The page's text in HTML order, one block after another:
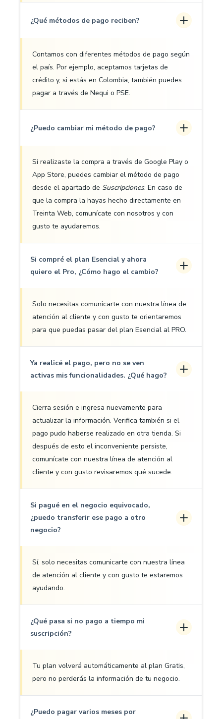
¿Qué métodos de pago reciben?
Contamos con diferentes métodos de pago según
el país. Por ejemplo, aceptamos tarjetas de
crédito y, si estás en Colombia, también puedes
pagar a través de Nequi o PSE.
¿Puedo cambiar mi método de pago?
Si realizaste la compra a través de Google Play o
App Store, puedes cambiar el método de pago
desde el apartado de Suscripciones. En caso de
que la compra la hayas hecho directamente en
Treinta Web, comunícate con nosotros y con
gusto te ayudaremos.
Si compré el plan Esencial y ahora
quiero el Pro, ¿Cómo hago el cambio?
Solo necesitas comunicarte con nuestra línea de
atención al cliente y con gusto te orientaremos
para que puedas pasar del plan Esencial al PRO.
Ya realicé el pago, pero no se ven
activas mis funcionalidades. ¿Qué hago?
Cierra sesión e ingresa nuevamente para
actualizar la información. Verifica también si el
pago pudo haberse realizado en otra tienda. Si
después de esto el inconveniente persiste,
comunícate con nuestra línea de atención al
cliente y con gusto revisaremos qué sucede.
Si pagué en el negocio equivocado,
¿puedo transferir ese pago a otro
negocio?
Sí, solo necesitas comunicarte con nuestra línea
de atención al cliente y con gusto te estaremos
ayudando.
¿Qué pasa si no pago a tiempo mi
suscripción?
Tu plan volverá automáticamente al plan Gratis,
pero no perderás la información de tu negocio.
¿Puedo pagar varios meses por